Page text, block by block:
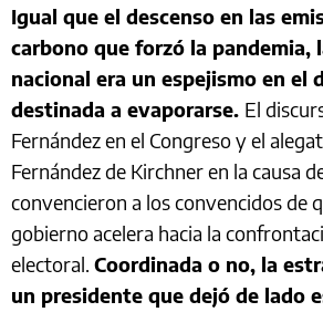
Igual que el descenso en las
carbono que forzó la pandemia,
nacional era un espejismo en el
destinada a evaporarse. El
Fernández en el Congreso y el
Fernández de Kirchner en la causa
convencieron a los convencidos de
gobierno acelera hacia la
electoral. Coordinada o no, la
un presidente que dejó de lado